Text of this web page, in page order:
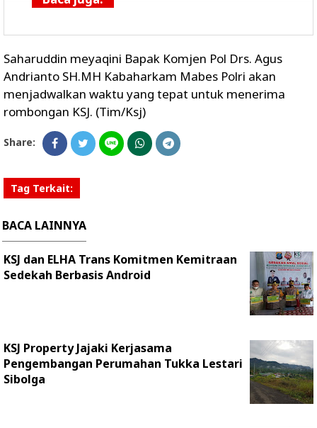
Saharuddin meyaqini Bapak Komjen Pol Drs. Agus
Andrianto SH.MH Kabaharkam Mabes Polri akan
menjadwalkan waktu yang tepat untuk menerima
rombongan KSJ. (Tim/Ksj)
Share:
Tag Terkait:
BACA LAINNYA
KSJ dan ELHA Trans Komitmen Kemitraan
Sedekah Berbasis Android
KSJ Property Jajaki Kerjasama
Pengembangan Perumahan Tukka Lestari
Sibolga